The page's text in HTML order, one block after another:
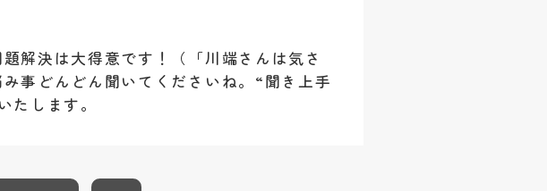
解決は大得意です！（「川端さんは気さ
事どんどん聞いてくださいね。“聞き上手
します。